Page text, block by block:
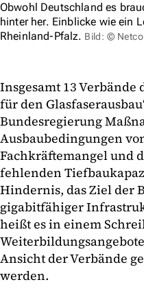
Obwohl Deutschland es
hinter her. Einblicke wie ein
Rheinland-Pfalz. Bild: ©
Insgesamt 13
für den
Bundesregierung
Ausbaubedingungen
Fachkräftemangel und
fehlenden
Hindernis, das Ziel der
gigabitfähiger
heißt es in einem
Ansicht der Verbände
werden.